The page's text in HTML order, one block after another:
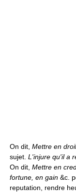
On dit, Mettre en
sujet. L'injure qu'il a
On dit, Mettre en
fortune, en gain &c.
reputation, rendre